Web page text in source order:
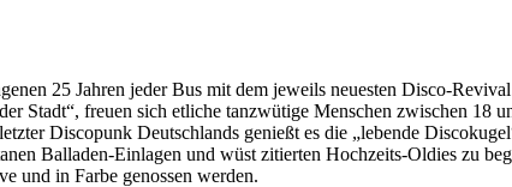
25 Jahren jeder Bus mit dem jeweils neuesten Disco-
Stadt“, freuen sich etliche tanzwütige Menschen zwischen 18
Discopunk Deutschlands genießt es die „lebende
Balladen-Einlagen und wüst zitierten Hochzeits-Oldies zu
und in Farbe genossen werden.